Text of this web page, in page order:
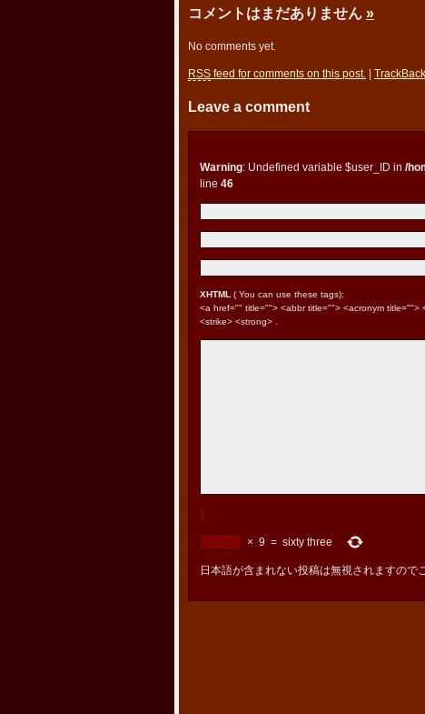
コメントはまだありません »
No comments yet.
RSS feed for comments on this post. TrackBack
Leave a comment
Warning: Undefined variable $user_ID in /
line 46
XHTML ( You can use these tags):
<a href="" title=""> <abbr title=""> <acronym
<strike> <strong> .
× 9 = sixty three
日本語が含まれない投稿は無視されますので